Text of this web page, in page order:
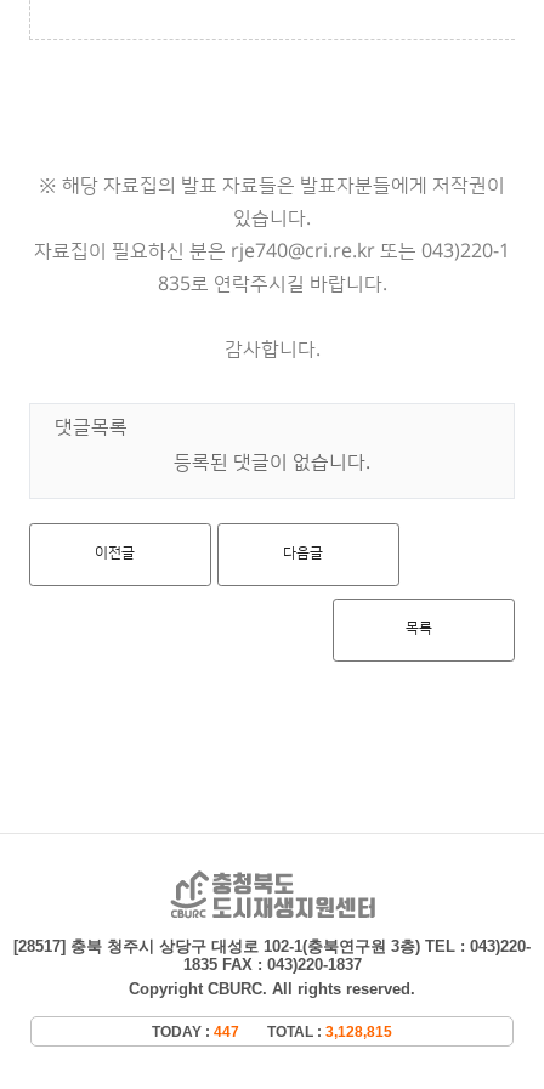
※ 해당 자료집의 발표 자료들은 발표자분들에게 저작권이
있습니다.
자료집이 필요하신 분은 rje740@cri.re.kr 또는 043)220-1
835로 연락주시길 바랍니다.
감사합니다.
댓글목록
등록된 댓글이 없습니다.
이전글 다음글
목록
[28517] 충북 청주시 상당구 대성로 102-1(충북연구원 3층) TEL : 043)220-
1835 FAX : 043)220-1837
Copyright CBURC. All rights reserved.
TODAY : 447 TOTAL : 3,128,815